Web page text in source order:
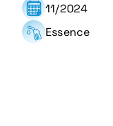
11/2024
Essence